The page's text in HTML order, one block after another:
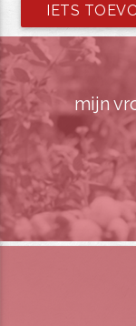
IETS
mijn